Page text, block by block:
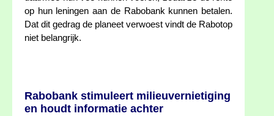
op hun leningen aan de Rabobank kunnen betalen.
Dat dit gedrag de planeet verwoest vindt de Rabotop
niet belangrijk.
Rabobank stimuleert milieuvernietiging
en houdt informatie achter